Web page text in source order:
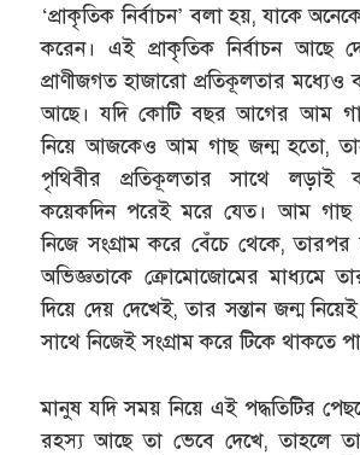
‘প্রাকৃতিক নির্বাচন’ বলা হয়, যাকে
করেন। এই প্রাকৃতিক নির্বাচন আছে
প্রাণীজগত হাজারো প্রতিকূলতার মধ্যেও
আছে। যদি কোটি বছর আগের আম
নিয়ে আজকেও আম গাছ জন্ম হতো,
পৃথিবীর প্রতিকূলতার সাথে লড়াই
কয়েকদিন পরেই মরে যেত। আম
নিজে সংগ্রাম করে বেঁচে থেকে,
অভিজ্ঞতাকে ক্রোমোজোমের মাধ্যমে
দিয়ে দেয় দেখেই, তার সন্তান জন্ম
সাথে নিজেই সংগ্রাম করে টিকে থাকতে
মানুষ যদি সময় নিয়ে এই পদ্ধতিটির
রহস্য আছে তা ভেবে দেখে, তাহলে